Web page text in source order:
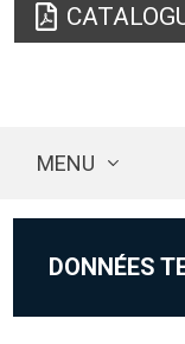
MENU
DONNÉES